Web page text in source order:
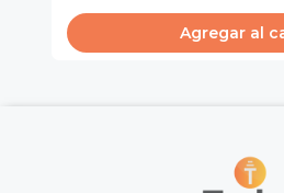
Agregar al